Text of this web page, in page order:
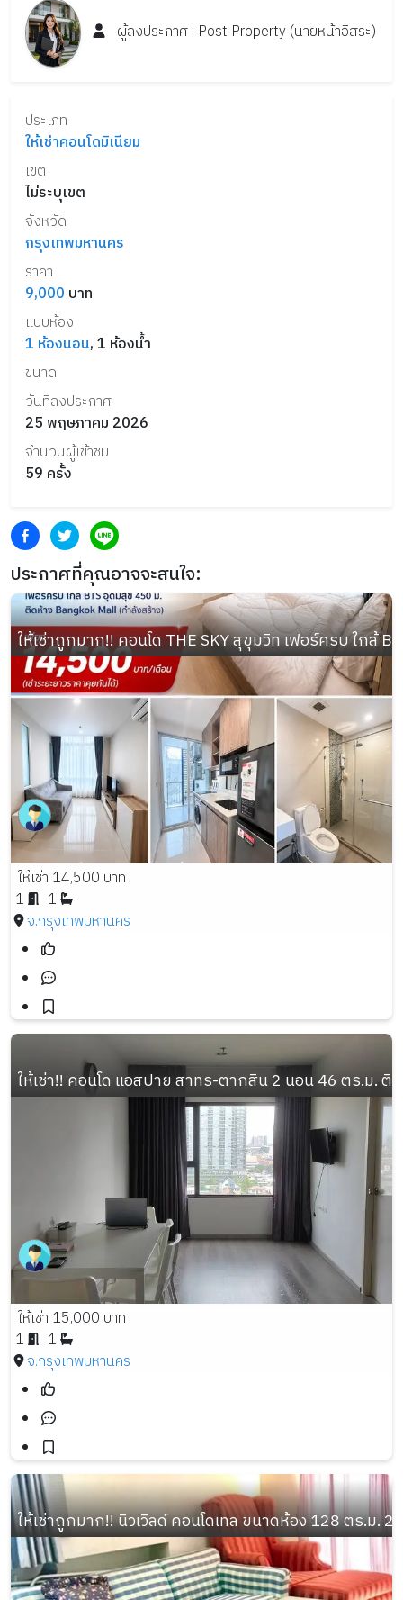
ผู้ลงประกาศ : Post Property(นายหน้าอิสระ)
ประเภท
ให้เช่าคอนโดมิเนียม
เขต
ไม่ระบุเขต
จังหวัด
กรุงเทพมหานคร
ราคา
9,000 บาท
แบบห้อง
1 ห้องนอน,1 ห้องน้ำ
ขนาด
วันที่ลงประกาศ
25 พฤษภาคม 2026
จำนวนผู้เข้าชม
59 ครั้ง
ประกาศที่คุณอาจจะสนใจ:
ให้เช่าถูกมาก!! คอนโด THE SKY สุขุมวิท เฟอร์ครบ ใกล้
ให้เช่า 14,500 บาท
1
1
จ.กรุงเทพมหานคร
ให้เช่า!! คอนโด แอสปาย สาทร-ตากสิน 2 นอน 46 ตร.ม. ติ
ให้เช่า 15,000 บาท
1
1
จ.กรุงเทพมหานคร
ให้เช่าถูกมาก!! นิวเวิลด์ คอนโดเทล ขนาดห้อง 128 ตร.ม.